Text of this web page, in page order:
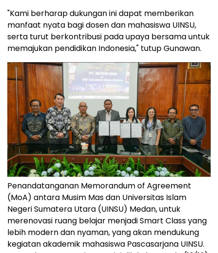
"Kami berharap dukungan ini dapat memberikan
manfaat nyata bagi dosen dan mahasiswa UINSU,
serta turut berkontribusi pada upaya bersama untuk
memajukan pendidikan Indonesia," tutup Gunawan.
Penandatanganan Memorandum of Agreement
(MoA) antara Musim Mas dan Universitas Islam
Negeri Sumatera Utara (UINSU) Medan, untuk
merenovasi ruang belajar menjadi Smart Class yang
lebih modern dan nyaman, yang akan mendukung
kegiatan akademik mahasiswa Pascasarjana UINSU.